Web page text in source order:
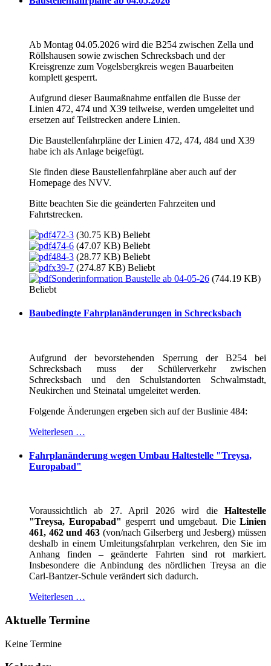
Ab Montag 04.05.2026 wird die B254 zwischen Zella und
Röllshausen sowie zwischen Schrecksbach und der
Kreisgrenze zum Vogelsbergkreis wegen Bauarbeiten
komplett gesperrt.
Aufgrund dieser Baumaßnahme entfallen die Busse der
Linien 472, 474 und X39 teilweise, werden umgeleitet und
ersetzen auf Teilstrecken andere Linien.
Die Baustellenfahrpläne der Linien 472, 474, 484 und X39
habe ich als Anlage beigefügt.
Sie finden diese Baustellenfahrpläne aber auch auf der
Homepage des NVV.
Bitte beachten Sie die geänderten Fahrzeiten und
Fahrtstrecken.
472-3 (30.75 KB) Beliebt
474-6 (47.07 KB) Beliebt
484-3 (28.77 KB) Beliebt
x39-7 (274.87 KB) Beliebt
Sonderinformation Baustelle ab 04-05-26 (744.19 KB)
Beliebt
Baubedingte Fahrplanänderungen in Schrecksbach
Aufgrund der bevorstehenden Sperrung der B254 bei
Schrecksbach muss der Schülerverkehr zwischen
Schrecksbach und den Schulstandorten Schwalmstadt,
Neukirchen und Steinatal umgeleitet werden.
Folgende Änderungen ergeben sich auf der Buslinie 484:
Weiterlesen …
Fahrplanänderung wegen Umbau Haltestelle "Treysa,
Europabad"
Voraussichtlich ab 27. April 2026 wird die Haltestelle
"Treysa, Europabad" gesperrt und umgebaut. DieLinien
461, 462 und 463(von/nach Gilserberg und Jesberg) müssen
deshalb in einem Umleitungsfahrplan verkehren, den Sie im
Anhang finden – geänderte Fahrten sind rot markiert.
Insbesondere die Anbindung des nördlichen Treysa an die
Carl-Bantzer-Schule verändert sich dadurch.
Weiterlesen …
Aktuelle Termine
Keine Termine